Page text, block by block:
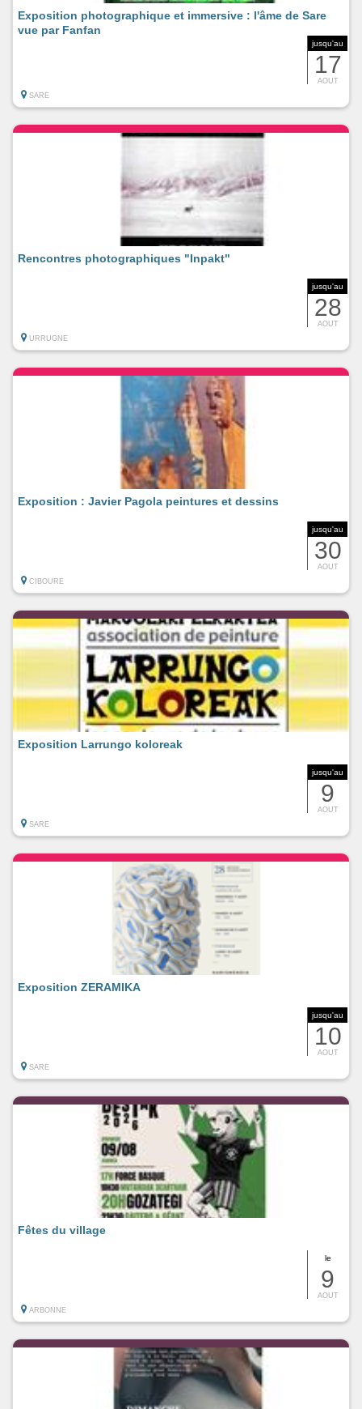
jusqu'au
17
AOUT
Exposition photographique et immersive : l'âme de Sare
vue par Fanfan
SARE
jusqu'au
28
AOUT
Rencontres photographiques "Inpakt"
URRUGNE
jusqu'au
30
AOUT
Exposition : Javier Pagola peintures et dessins
CIBOURE
jusqu'au
9
AOUT
Exposition Larrungo koloreak
SARE
jusqu'au
10
AOUT
Exposition ZERAMIKA
SARE
le
9
AOUT
Fêtes du village
ARBONNE